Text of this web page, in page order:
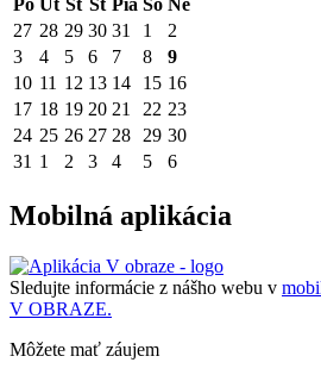
Po Ut St Št Pia So Ne
27 28 29 30 31 1
2
3
4 5 6 7 8
9
10 11 12 13 14 15 16
17 18 19 20 21 22 23
24 25 26 27 28 29 30
31 1 2 3 4 5 6
Mobilná aplikácia
Sledujte informácie z nášho webu v
V OBRAZE.
Môžete mať záujem